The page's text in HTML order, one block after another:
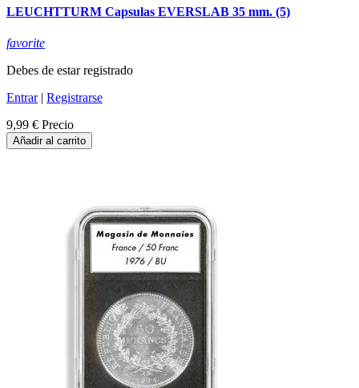
LEUCHTTURM Capsulas EVERSLAB 35 mm. (5)
favorite
Debes de estar registrado
Entrar| Registrarse
9,99 € Precio
Añadir al carrito